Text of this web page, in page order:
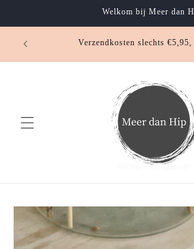
content
Welkom bij Meer dan
Verzendkosten slechts €5,95,
direct naar